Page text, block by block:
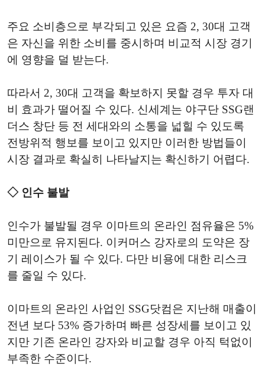
주요 소비층으로 부각되고 있은 요즘 2, 30대 고객
은 자신을 위한 소비를 중시하며 비교적 시장 경기
에 영향을 덜 받는다.
따라서 2, 30대 고객을 확보하지 못할 경우 투자 대
비 효과가 떨어질 수 있다. 신세계는 야구단 SSG랜
더스 창단 등 전 세대와의 소통을 넓힐 수 있도록
전방위적 행보를 보이고 있지만 이러한 방법들이
시장 결과로 확실히 나타날지는 확신하기 어렵다.
◇ 인수 불발
인수가 불발될 경우 이마트의 온라인 점유율은 5%
미만으로 유지된다. 이커머스 강자로의 도약은 장
기 레이스가 될 수 있다. 다만 비용에 대한 리스크
를 줄일 수 있다.
이마트의 온라인 사업인 SSG닷컴은 지난해 매출이
전년 보다 53% 증가하며 빠른 성장세를 보이고 있
지만 기존 온라인 강자와 비교할 경우 아직 턱없이
부족한 수준이다.